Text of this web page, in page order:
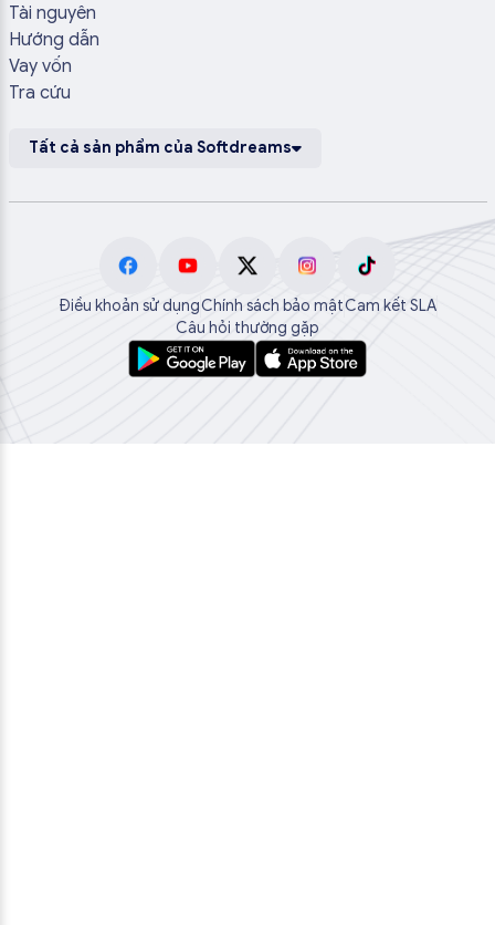
Tài nguyên
Hướng dẫn
Vay vốn
Tra cứu
Tất cả sản phẩm của Softdreams
Điều khoản sử dụngChính sách bảo mậtCam kết SLA
Câu hỏi thường gặp